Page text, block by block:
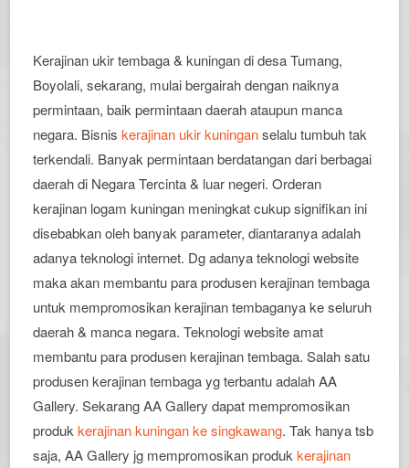
Kerajinan ukir tembaga & kuningan di desa Tumang,
Boyolali, sekarang, mulai bergairah dengan naiknya
permintaan, baik permintaan daerah ataupun manca
negara. Bisniskerajinan ukir kuninganselalu tumbuh tak
terkendali. Banyak permintaan berdatangan dari berbagai
daerah di Negara Tercinta & luar negeri. Orderan
kerajinan logam kuningan meningkat cukup signifikan ini
disebabkan oleh banyak parameter, diantaranya adalah
adanya teknologi internet. Dg adanya teknologi website
maka akan membantu para produsen kerajinan tembaga
untuk mempromosikan kerajinan tembaganya ke seluruh
daerah & manca negara. Teknologi website amat
membantu para produsen kerajinan tembaga. Salah satu
produsen kerajinan tembaga yg terbantu adalah AA
Gallery. Sekarang AA Gallery dapat mempromosikan
produkkerajinan kuningan ke singkawang. Tak hanya tsb
saja, AA Gallery jg mempromosikan produkkerajinan